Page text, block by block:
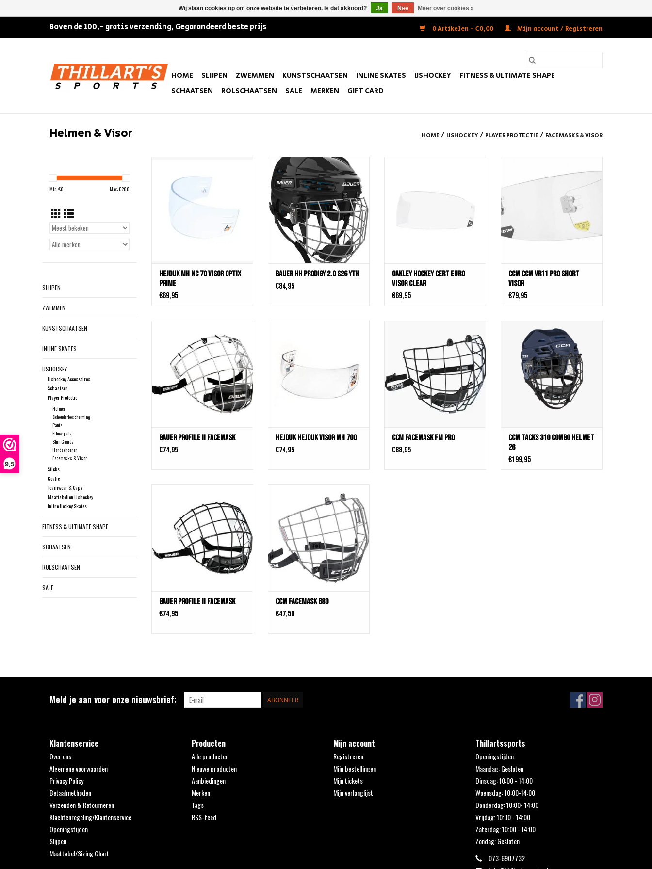
9,5
Boven de 100,- gratis verzending, Gegarandeerd beste prijs 0 Artikelen - €0,00 Mijn account / Registreren
HOME SLIJPEN ZWEMMEN KUNSTSCHAATSEN INLINE SKATES IJSHOCKEY
FITNESS & ULTIMATE SHAPE
SCHAATSEN
ROLSCHAATSEN SALE MERKEN GIFT CARD
Helmen & Visor HOME / IJSHOCKEY/ PLAYER PROTECTIE / FACEMASKS & VISOR
Min: €0 Max: €200
SLIJPEN
ZWEMMEN
KUNSTSCHAATSEN
INLINE SKATES
IJSHOCKEY
IJshockey Accessoires
Schaatsen
Player Protectie
Helmen
Schouderbescherming
Pants
Elbow pads
Shin Guards
Handschoenen
Facemasks & Visor
Sticks
Goalie
Teamwear & Caps
Maattabellen IJshockey
Inline Hockey Skates
FITNESS & ULTIMATE SHAPE
SCHAATSEN
ROLSCHAATSEN
SALE
TOEVOEGEN AAN WINKELWAGEN
HEJDUK MH NC 70 Visor Optix
Prime
€69,95
Bauer HH Prodigy 2.0 S26 Yth
TOEVOEGEN AAN WINKELWAGEN
Bauer HH Prodigy 2.0 S26 Yth
€84,95
Oakley Hockey Cert Euro
Visor Clear
€69,95
CCM CCM VR11 PRO SHORT
VISOR
€79,95
TOEVOEGEN AAN WINKELWAGEN
Bauer PROFILE II FACEMASK
€74,95
HEJDUK Hejduk Visor MH 700
€74,95
TOEVOEGEN AAN WINKELWAGEN
CCM Facemask FM Pro
€88,95
helmet, built for competitive players at
every age. It's tuned for a comfortable,
locked-in feel with a full-coverage 3D-
moulded liner. R3FLEX Protection and
dual-density foams deliver dynamic
impact management where it...
TOEVOEGEN AAN WINKELWAGEN
CCM Tacks 310 Combo Helmet
26
€199,95
TOEVOEGEN AAN WINKELWAGEN
Bauer PROFILE II FACEMASK
€74,95
CCM FACEMASK 680
€47,50
Meld je aan voor onze nieuwsbrief: ABONNEER
Klantenservice
Over ons
Algemene voorwaarden
Privacy Policy
Betaalmethoden
Verzenden & Retourneren
Klachtenregeling/Klantenservice
Openingstijden
Slijpen
Maattabel/Sizing Chart
Producten
Alle producten
Nieuwe producten
Aanbiedingen
Merken
Tags
RSS-feed
Mijn account
Registreren
Mijn bestellingen
Mijn tickets
Mijn verlanglijst
Thillartssports
Openingstijden:
Maandag: Gesloten
Dinsdag: 10:00 - 14:00
Woensdag: 10:00-14:00
Donderdag: 10:00- 14:00
Vrijdag: 10:00 - 14:00
Zaterdag: 10:00 - 14:00
Zondag: Gesloten
073-6907732
Wij slaan cookies op om onze website te verbeteren. Is dat akkoord? Ja Nee Meer over cookies »